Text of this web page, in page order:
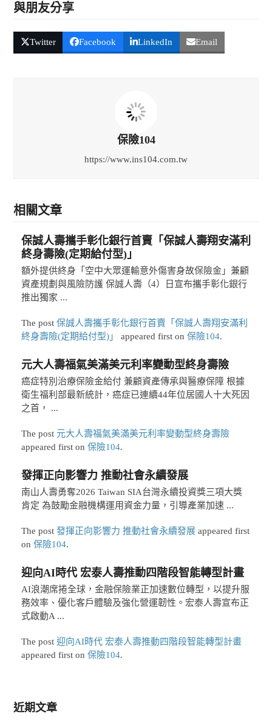
與朋友分享
Twitter Facebook LinkedIn Email
保險104
https://www.ins104.com.tw
相關文章
保誠人壽攜手彰化銀行首賣「保誠人壽翔安滿利
終身壽險(定期給付型)」
額外提供終身「空中大眾運輸意外傷害身故保險金」兼顧
資產規劃與風險防護 保誠人壽（4）日宣布攜手彰化銀行
推出獨家 ...
The post 保誠人壽攜手彰化銀行首賣「保誠人壽翔安滿利
終身壽險(定期給付型)」
appeared first on 保險104.
元大人壽福氣美滿美元利率變動型終身壽險
癌症特別治療保險金給付 兼顧資產傳承與醫療保障 根據
衛生福利部最新統計，癌症已連續44年位居國人十大死因
之首， ...
The post 元大人壽福氣美滿美元利率變動型終身壽險
appeared first on 保險104.
發揮正向影響力 推動社會永續發展
南山人壽勇奪2026 Taiwan SIA台灣永續投資獎三項大獎
肯定 為鼓勵金融機構運用資金力量，引導產業加速 ...
The post 發揮正向影響力 推動社會永續發展appeared first
on 保險104.
迎向AI時代 宏泰人壽推動四階段智能轉型計畫
AI浪潮席捲全球，金融保險業正加速數位轉型，以提升服
務效率、優化客戶體驗及強化營運韌性。宏泰人壽宣布正
式啟動A ...
The post 迎向AI時代 宏泰人壽推動四階段智能轉型計畫
appeared first on 保險104.
近期文章